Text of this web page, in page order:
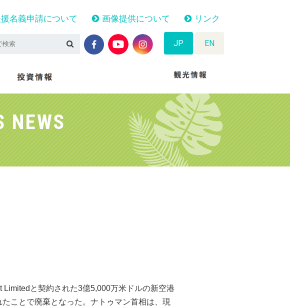
名義申請について 画像提供について リンク
JP EN
NEWS
と契約された3億5,000万米ドルの新空港
ことで廃棄となった。ナトゥマン首相は、現